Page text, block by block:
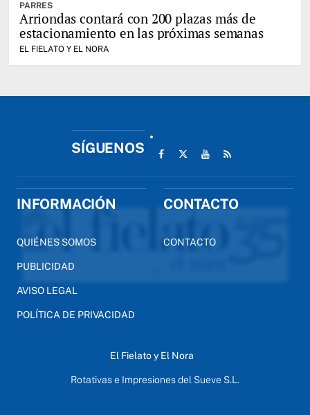
PARRES
Arriondas contará con 200 plazas más de
estacionamiento en las próximas semanas
EL FIELATO Y EL NORA
SÍGUENOS
INFORMACIÓN
QUIÉNES SOMOS
PUBLICIDAD
AVISO LEGAL
POLÍTICA DE PRIVACIDAD
CONTACTO
CONTACTO
El Fielato y El Nora
Rotativas e Impresiones del Sueve S.L.